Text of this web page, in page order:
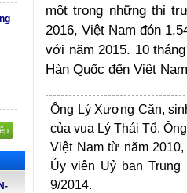
một trong những thị
2016, Việt Nam đón
với năm 2015. 10
Hàn Quốc đến Việt
Ông Lý Xương Căn,
của vua Lý Thái Tổ.
Việt Nam từ năm
Ủy viên Uỷ ban
9/2014.